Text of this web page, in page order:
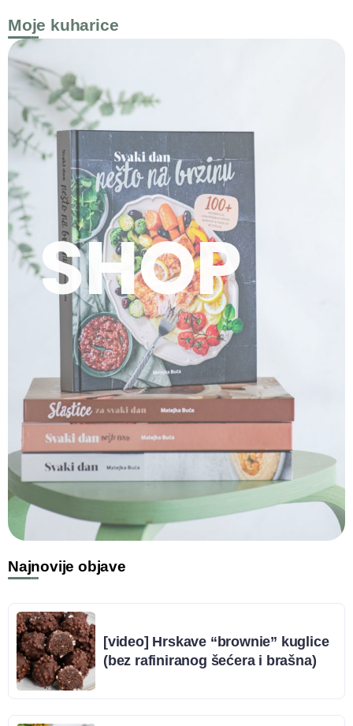
Moje kuharice
SHOP
Najnovije objave
[video] Hrskave “brownie” kuglice
(bez rafiniranog šećera i brašna)